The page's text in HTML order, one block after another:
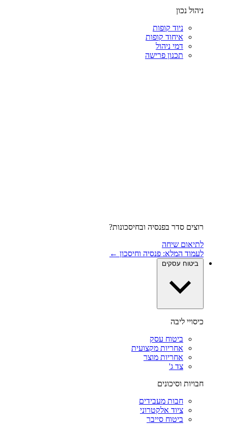
ניהול נכון
ניוד קופות
איחוד קופות
דמי ניהול
תכנון פרישה
רוצים סדר בפנסיה ובחיסכונות?
לתיאום שיחה
לעמוד המלא: פנסיה וחיסכון ←
ביטוח עסקים
כיסויי ליבה
ביטוח עסק
אחריות מקצועית
אחריות מוצר
צד ג'
חבויות וסיכונים
חבות מעבידים
ציוד אלקטרוני
ביטוח סייבר